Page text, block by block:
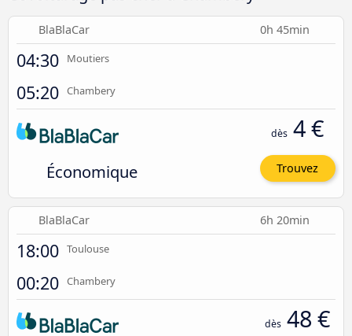
BlaBlaCar 0h 45min
04:30 Moutiers
05:20 Chambery
Économique
dès 4 €
Trouvez
BlaBlaCar 6h 20min
18:00 Toulouse
00:20 Chambery
dès 48 €